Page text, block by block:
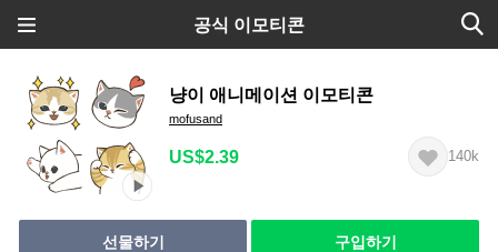
공식 이모티콘
냥이 애니메이션 이모티콘
mofusand
US$2.39 140k
선물하기 구입하기